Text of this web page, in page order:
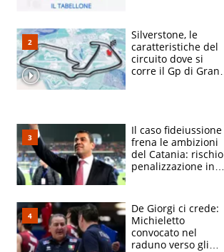
Silverstone, le
caratteristiche del
circuito dove si
corre il Gp di Gran
Il caso fideiussione
frena le ambizioni
del Catania: rischio
penalizzazione in
De Giorgi ci crede:
Michieletto
convocato nel
raduno verso gli